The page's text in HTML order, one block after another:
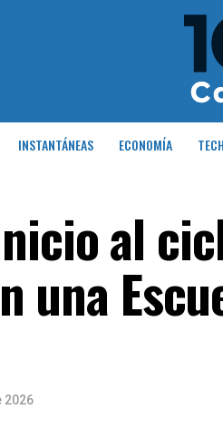
INSTANTÁNEAS ECONOMÍA TECH
al
una
2026